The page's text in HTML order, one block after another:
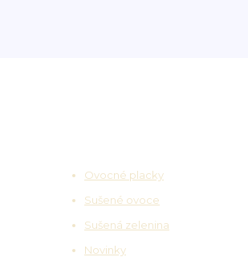
Ovocné placky
Sušené ovoce
Sušená zelenina
Novinky